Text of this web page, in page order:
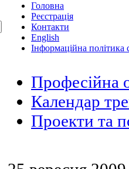
Головна
Реєстрація
Контакти
English
Інформаційна політика
Професійна
Календар
Проекти та